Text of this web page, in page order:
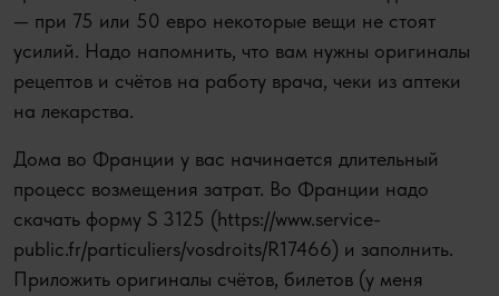
— при 75 или 50 евро некоторые вещи не стоят
усилий. Надо напомнить, что вам нужны оригиналы
рецептов и счётов на работу врача, чеки из аптеки
на лекарства.
Дома во Франции у вас начинается длительный
процесс возмещения затрат. Во Франции надо
скачать форму S 3125 (https://www.service-
public.fr/particuliers/vosdroits/R17466) и заполнить.
Приложить оригиналы счётов, билетов (у меня